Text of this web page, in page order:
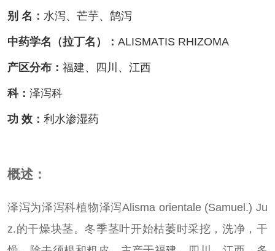
别 名： 水泻、芒芋、鹄泻
中药学名（拉丁名）： ALISMATIS RHIZOMA
产区分布： 福建、四川、江西
科： 泽泻科
功 效： 利水渗湿药
概述：
泽泻为泽泻科植物泽泻Alisma orientale (Samuel.) Ju
z.的干燥块茎。冬季茎叶开始枯萎时采挖，洗净，干